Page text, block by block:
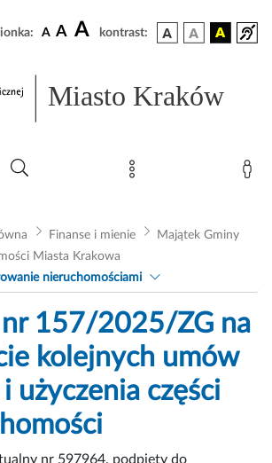
A A A kontrast:
Miasto Kraków
Finanse i mienie
Majątek Gminy
Miasta Krakowa
nieruchomościami
nr 157/2025/ZG na
kolejnych umów
użyczenia części
nr 597964, podpięty do